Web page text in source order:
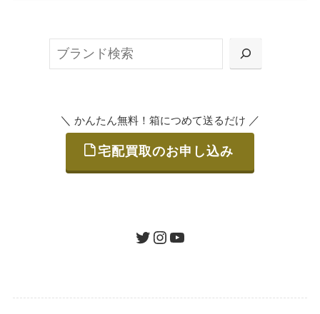
または梱包材不要の「集荷申込」からお選び
ご発送
＼ かんたん無料！箱につめて送るだけ ／
宅配買取のお申し込み
ツイッターインスタグラムユーチューブ